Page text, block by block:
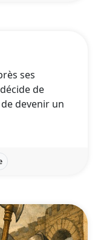
ses
de
devenir un